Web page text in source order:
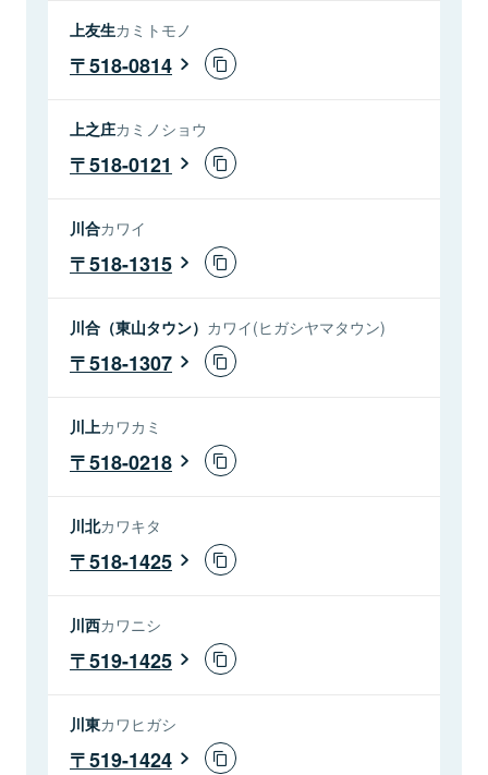
上友生カミトモノ
518-0814
上之庄カミノショウ
518-0121
川合カワイ
518-1315
川合（東山タウン） カワイ(ヒガシヤマタウン)
518-1307
川上カワカミ
518-0218
川北カワキタ
518-1425
川西カワニシ
519-1425
川東カワヒガシ
519-1424